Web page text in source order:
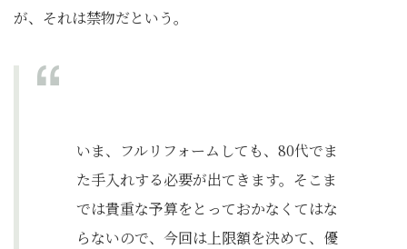
が、それは禁物だという。
いま、フルリフォームしても、80代でま
た手入れする必要が出てきます。そこま
では貴重な予算をとっておかなくてはな
らないので、今回は上限額を決めて、優